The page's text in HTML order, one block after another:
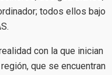
todos ellos bajo
con la que inician
que se encuentran